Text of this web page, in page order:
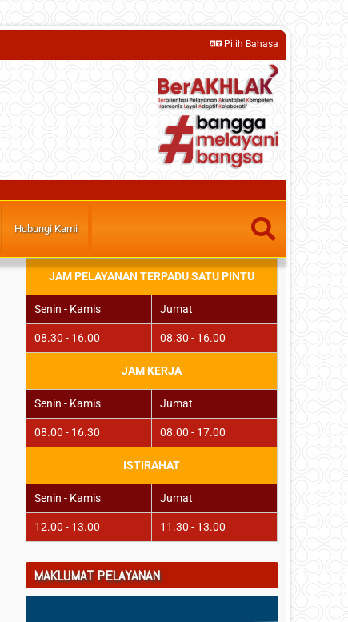
Pilih Bahasa
Hubungi Kami
JAM PELAYANAN TERPADU SATU PINTU
Senin - Kamis Jumat
08.30 - 16.00 08.30 - 16.00
JAM KERJA
Senin - Kamis Jumat
08.00 - 16.30 08.00 - 17.00
ISTIRAHAT
Senin - Kamis Jumat
12.00 - 13.00 11.30 - 13.00
MAKLUMAT PELAYANAN